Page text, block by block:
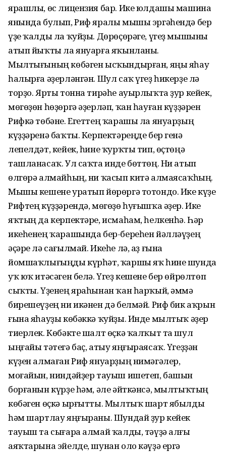
ярашлы, өс лицензия бар. Ике юлдашы машина
янында булып, Риф яралы мышы эргәһендә бер
үҙе ҡалды ла ҡуйҙы. Дөрөҫөрәге, үгеҙ мышыны
атып йыҡты ла януарға яҡынланы.
Мылтығының көбәген ысҡындырған, яңы яһау
һалырға әҙерләнгән. Шул саҡ үгеҙ һикерҙе лә
торҙо. Ярты тонна тирәһе ауырлыҡта ҙур кейек,
мөгөҙөн һөҙөргә әҙерләп, ҡан һауған күҙҙәрен
Рифкә төбәне. Егеттең ҡарашы ла януарҙың
күҙҙәренә баҡты. Керпектәреңде бер генә
лепелдәт, кейек, һине ҡурҡты тип, өҫтөңә
ташланасаҡ. Ул саҡта инде бөттөң. Ни атып
өлгөрә алмайһың, ни ҡасып китә алмаясаҡһың.
Мышы кешене уратып йөрөргә тотондо. Ике күҙе
Рифтең күҙҙәрендә, мөгөҙө һуғышҡа әҙер. Ике
яҡтың да керпектәре, исмаһам, һелкенһә. Һәр
икеһенең ҡарашында бер-береһен йәлләүҙең
әҫәре лә сағылмай. Икеһе лә, аҙ ғына
йомшаҡлығыңды күрһәт, ҡаршы яҡ һине шунда
уҡ юҡ итәсәген белә. Үгеҙ кешене бер өйрөлтөп
сыҡты. Үҙенең яраһынан ҡан һарҡый, әммә
бирешеүҙең ни икәнен дә белмәй. Риф бик аҡрын
ғына яһауҙы көбәккә ҡуйҙы. Инде мылтыҡ әҙер
тиерлек. Көбәкте шалт өҫкә ҡалҡыт та шул
ыңғайы тәтегә баҫ, атыу яңғыраясаҡ. Үгеҙҙән
күҙен алмаған Риф януарҙың нимәгәлер,
моғайын, ниндәйҙер тауыш ишетеп, башын
борғанын күрҙе һәм, әле әйткәнсә, мылтыҡтың
көбәген өҫкә ырғытты. Мылтыҡ шарт ябылды
һәм шартлау яңғыраны. Шундай ҙур кейек
тауыш та сығара алмай ҡалды, тәүҙә алғы
аяҡтарына эйелде, шунан оло кәүҙә ергә